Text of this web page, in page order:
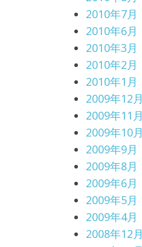
2010年7月
2010年6月
2010年3月
2010年2月
2010年1月
2009年12月
2009年11月
2009年10月
2009年9月
2009年8月
2009年6月
2009年5月
2009年4月
2008年12月